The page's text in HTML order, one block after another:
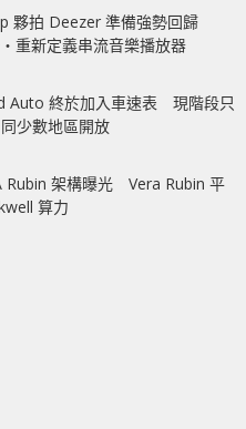
夥拍 Deezer 準備強勢回歸
重新定義串流音樂播放器
Auto 終於加入車速表 現階段只
少數地區開放
Rubin 架構曝光 Vera Rubin 平
算力